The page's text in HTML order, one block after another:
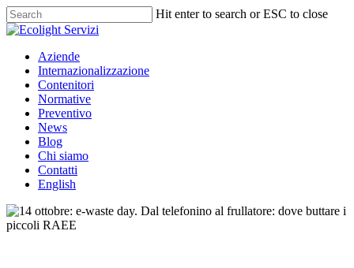
Hit enter to search or ESC to close
Aziende
Internazionalizzazione
Contenitori
Normative
Preventivo
News
Blog
Chi siamo
Contatti
English